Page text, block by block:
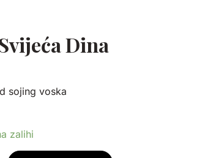
Dina
sojing voska
zalihi